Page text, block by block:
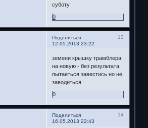
суботу
0
Поделиться
13
12.05.2013 23:22
земени крышку трамблера
на новую - без результата,
пытаеться завестись но не
заводиться
0
Поделиться
14
16.05.2013 22:43